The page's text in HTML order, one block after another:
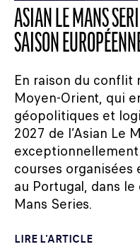
ASIAN LE MANS
SAISON
En raison du conflit
Moyen-Orient, qui
géopolitiques et
2027 de l’Asian Le
courses organisées
au Portugal, dans
Mans Series.
LIRE L'ARTICLE